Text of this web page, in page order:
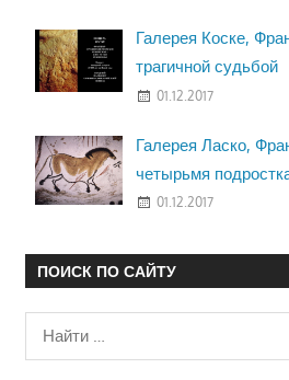
Галерея Коске,
трагичной судьбой
01.12.2017
Галерея Ласко,
четырьмя
01.12.2017
ПОИСК ПО САЙТУ